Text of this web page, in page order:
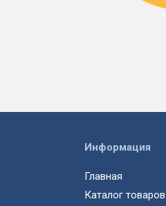
Информация
Главная
Каталог товаров